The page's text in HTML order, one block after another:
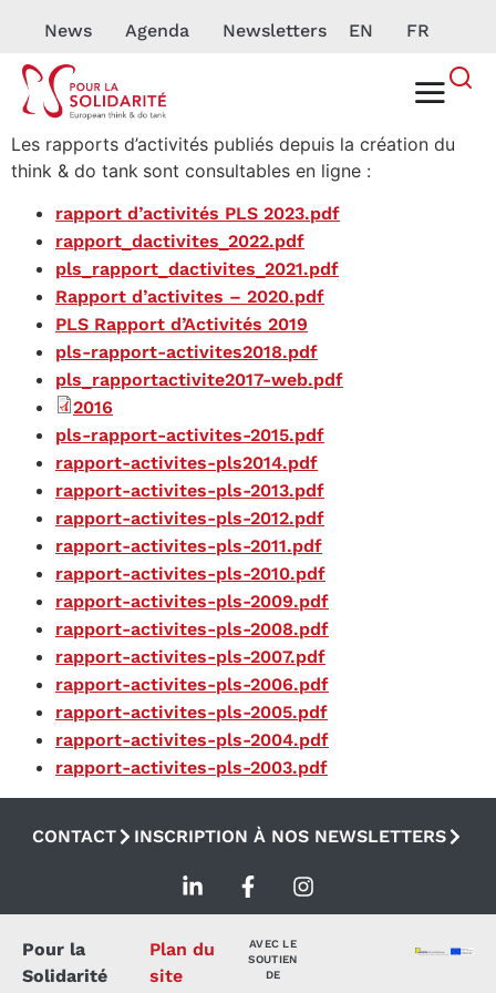
News Agenda Newsletters EN FR
Les rapports d’activités publiés depuis la création du
think & do tank sont consultables en ligne :
rapport d’activités PLS 2023.pdf
rapport_dactivites_2022.pdf
pls_rapport_dactivites_2021.pdf
Rapport d’activites – 2020.pdf
PLS Rapport d’Activités 2019
pls-rapport-activites2018.pdf
pls_rapportactivite2017-web.pdf
2016
pls-rapport-activites-2015.pdf
rapport-activites-pls2014.pdf
rapport-activites-pls-2013.pdf
rapport-activites-pls-2012.pdf
rapport-activites-pls-2011.pdf
rapport-activites-pls-2010.pdf
rapport-activites-pls-2009.pdf
rapport-activites-pls-2008.pdf
rapport-activites-pls-2007.pdf
rapport-activites-pls-2006.pdf
rapport-activites-pls-2005.pdf
rapport-activites-pls-2004.pdf
rapport-activites-pls-2003.pdf
CONTACT INSCRIPTION À NOS NEWSLETTERS
Pour la
Solidarité
AVEC LE
SOUTIEN
DE
Plan du
site